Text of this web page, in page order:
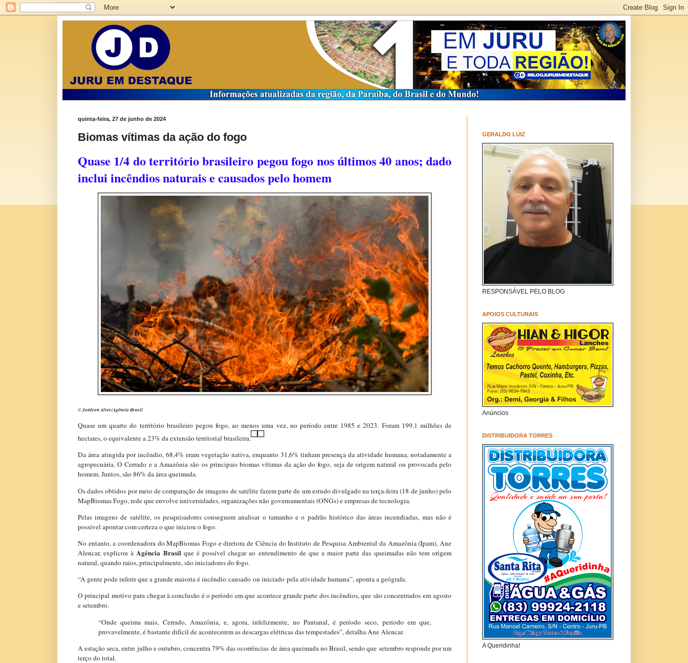
quinta-feira, 27 de junho de 2024
Biomas vítimas da ação do fogo
Quase 1/4 do território brasileiro pegou fogo nos últimos 40 anos; dado
inclui incêndios naturais e causados pelo homem
© Joédson Alves/Agência Brasil
Quase um quarto do território brasileiro pegou fogo, ao menos uma vez, no período entre 1985 e 2023. Foram 199,1 milhões de
hectares, o equivalente a 23% da extensão territorial brasileira.
Da área atingida por incêndio, 68,4% eram vegetação nativa, enquanto 31,6% tinham presença da atividade humana, notadamente a
agropecuária. O Cerrado e a Amazônia são os principais biomas vítimas da ação do fogo, seja de origem natural ou provocada pelo
homem. Juntos, são 86% da área queimada.
Os dados obtidos por meio de comparação de imagens de satélite fazem parte de um estudo divulgado na terça-feira (18 de junho) pelo
MapBiomas Fogo, rede que envolve universidades, organizações não governamentais (ONGs) e empresas de tecnologia.
Pelas imagens de satélite, os pesquisadores conseguem analisar o tamanho e o padrão histórico das áreas incendiadas, mas não é
possível apontar com certeza o que iniciou o fogo.
No entanto, a coordenadora do MapBiomas Fogo e diretora de Ciência do Instituto de Pesquisa Ambiental da Amazônia (Ipam), Ane
Alencar, explicou àAgência Brasilque é possível chegar ao entendimento de que a maior parte das queimadas não tem origem
natural, quando raios, principalmente, são iniciadores do fogo.
“A gente pode inferir que a grande maioria é incêndio causado ou iniciado pela atividade humana”, aponta a geógrafa.
O principal motivo para chegar à conclusão é o período em que acontece grande parte dos incêndios, que são concentrados em agosto
e setembro.
“Onde queima mais, Cerrado, Amazônia, e, agora, infelizmente, no Pantanal, é período seco, período em que,
provavelmente, é bastante difícil de acontecerem as descargas elétricas das tempestades”, detalha Ane Alencar.
A estação seca, entre julho e outubro, concentra 79% das ocorrências de área queimada no Brasil, sendo que setembro responde por um
terço do total.
GERALDO LUIZ
RESPONSÁVEL PELO BLOG
APOIOS CULTURAIS
Anúncios
DISTRIBUIDORA TORRES
A Queridinha!